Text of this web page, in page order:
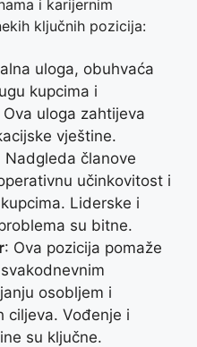
i karijernim
ključnih pozicija:
uloga, obuhvaća
kupcima i
uloga zahtijeva
vještine.
Nadgleda članove
učinkovitost i
Liderske i
su bitne.
: Ova pozicija pomaže
osobljem i
ciljeva. Vođenje i
su ključne.